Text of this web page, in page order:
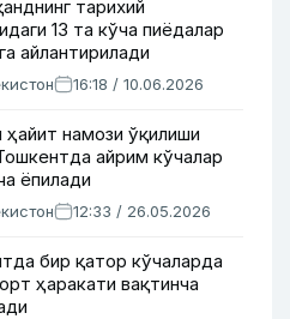
тарихий
13 та кўча пиёдалар
айлантирилади
16:18 / 10.06.2026
ҳайит намози ўқилиши
айрим кўчалар
ёпилади
12:33 / 26.05.2026
бир қатор кўчаларда
ҳаракати вақтинча